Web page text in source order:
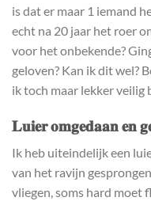
is dat er maar 1 iemand
echt na 20 jaar het roer
voor het onbekende?
geloven? Kan ik dit wel?
ik toch maar lekker veilig
𝐋𝐮𝐢𝐞𝐫 𝐨𝐦𝐠𝐞𝐝𝐚𝐚𝐧 𝐞𝐧
Ik heb uiteindelijk een
van het ravijn
vliegen, soms hard moet